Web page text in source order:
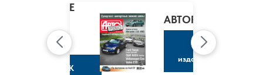
CLAIRE
МАРИ
КЛЭР
К
АВТОРЕВЮ
К
изданию